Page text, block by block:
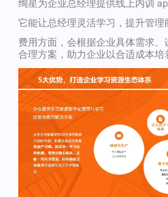
绚星为企业总经理提供线上内训
它能让总经理灵活学习，提升管理
费用方面，会根据企业具体需求
合理方案，助力企业以合适成本培